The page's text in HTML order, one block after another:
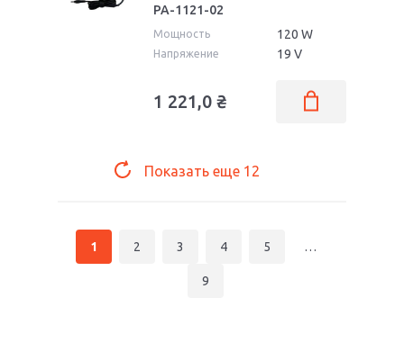
PA-1121-02
Мощность 120 W
Напряжение 19 V
1 221,0 ₴
Показать еще 12
1 2 3 4 5 …
9